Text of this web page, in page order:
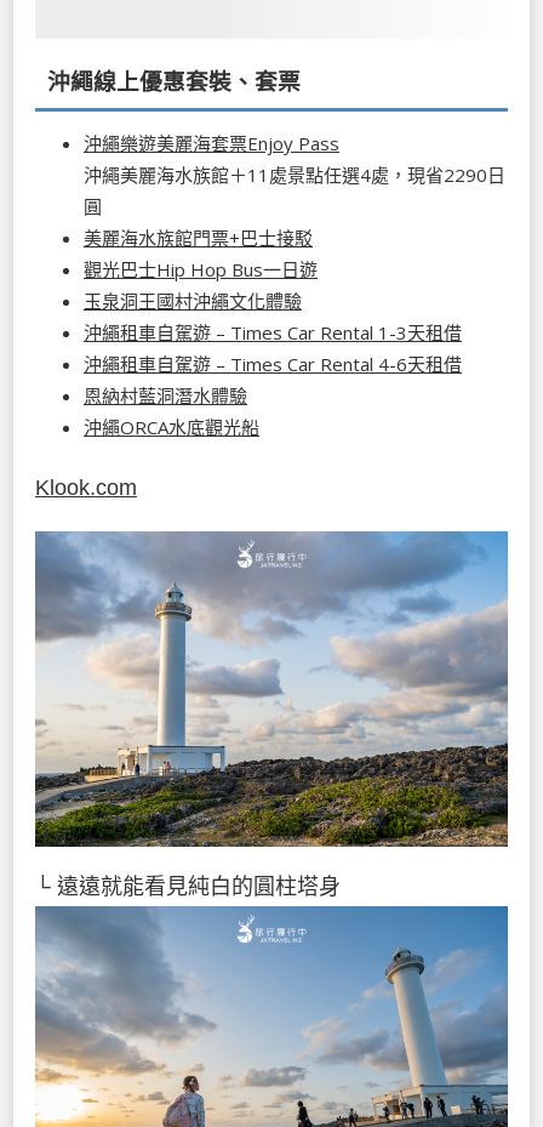
沖繩線上優惠套裝、套票
沖繩樂遊美麗海套票Enjoy Pass
沖繩美麗海水族館＋11處景點任選4處，現省2290日
圓
美麗海水族館門票+巴士接駁
觀光巴士Hip Hop Bus一日遊
玉泉洞王國村沖繩文化體驗
沖繩租車自駕遊 – Times Car Rental 1-3天租借
沖繩租車自駕遊 – Times Car Rental 4-6天租借
恩納村藍洞潛水體驗
沖繩ORCA水底觀光船
Klook.com
└ 遠遠就能看見純白的圓柱塔身